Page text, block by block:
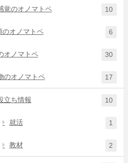
覚のオノマトペ 10
のオノマトペ 6
オノマトペ 30
のオノマトペ 17
立ち情報 10
就活 1
教材 2